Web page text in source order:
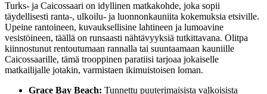
Turks- ja Caicossaari on idyllinen matkakohde, joka sopii
täydellisesti ranta-, ulkoilu- ja luonnonkauniita kokemuksia etsiville.
Upeine rantoineen, kuvauksellisine lahtineen ja lumoavine
vesistöineen, täällä on runsaasti nähtävyyksiä tutkittavana. Olitpa
kiinnostunut rentoutumaan rannalla tai suuntaamaan kauniille
Caicossaarille, tämä trooppinen paratiisi tarjoaa jokaiselle
matkailijalle jotakin, varmistaen ikimuistoisen loman.
Grace Bay Beach: Tunnettu puuterimaisista valkoisista